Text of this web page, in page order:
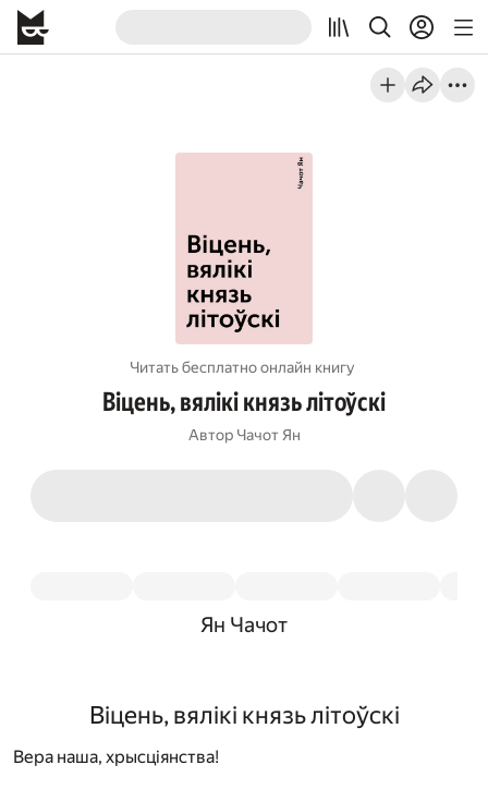
Читать бесплатно онлайн книгу
Віцень, вялікі князь літоўскі
Автор Чачот Ян
Ян Чачот
Віцень, вялікі князь літоўскі
Вера наша, хрысціянства!